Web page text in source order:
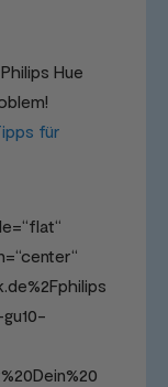
Hue
für